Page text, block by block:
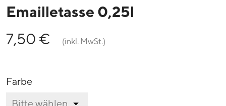
Emailletasse 0,25l
7,50 €
(inkl. MwSt.)
Farbe